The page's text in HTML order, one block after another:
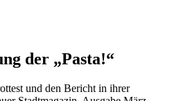
der „Pasta!“
und den Bericht in ihrer